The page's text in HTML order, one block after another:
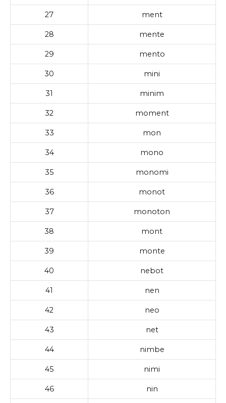
27 ment
28 mente
29 mento
30 mini
31 minim
32 moment
33 mon
34 mono
35 monomi
36 monot
37 monoton
38 mont
39 monte
40 nebot
41 nen
42 neo
43 net
44 nimbe
45 nimi
46 nin